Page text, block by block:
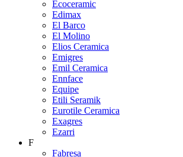
Ecoceramic
Edimax
El Barco
El Molino
Elios Ceramica
Emigres
Emil Ceramica
Ennface
Equipe
Etili Seramik
Eurotile Ceramica
Exagres
Ezarri
F
Fabresa